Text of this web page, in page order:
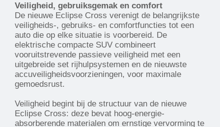
Veiligheid, gebruiksgemak en comfort
De nieuwe Eclipse Cross verenigt de belangrijkste
veiligheids-, gebruiks- en comfortfuncties tot een
auto die op elke situatie is voorbereid. De
elektrische compacte SUV combineert
vooruitstrevende passieve veiligheid met een
uitgebreide set rijhulpsystemen en de nieuwste
accuveiligheidsvoorzieningen, voor maximale
gemoedsrust.
Veiligheid begint bij de structuur van de nieuwe
Eclipse Cross: deze bevat hoog-energie-
absorberende materialen om ernstige vervorming te